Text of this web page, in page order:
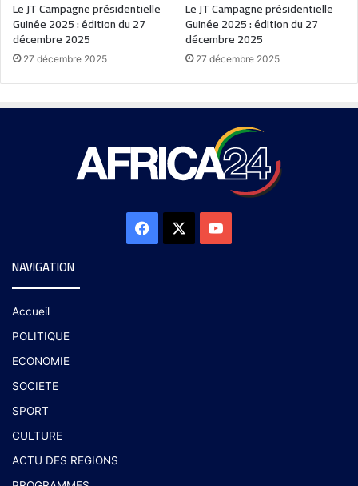
Le JT Campagne présidentielle
Guinée 2025 : édition du 27
décembre 2025
27 décembre 2025
Le JT Campagne présidentielle
Guinée 2025 : édition du 27
décembre 2025
27 décembre 2025
NAVIGATION
Accueil
POLITIQUE
ECONOMIE
SOCIETE
SPORT
CULTURE
ACTU DES REGIONS